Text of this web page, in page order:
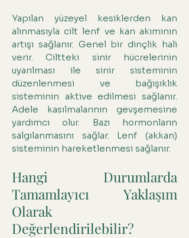
Yapılan yüzeyel kesiklerden kan
alınmasıyla cilt lenf ve kan akımının
artışı sağlanır. Genel bir dinçlik hali
verir. Ciltteki sinir hücrelerinin
uyarılması ile sinir sisteminin
düzenlenmesi ve bağışıklık
sisteminin aktive edilmesi sağlanır.
Adele kasılmalarının gevşemesine
yardımcı olur. Bazı hormonların
salgılanmasını sağlar. Lenf (akkan)
sisteminin hareketlenmesi sağlanır.
Hangi Durumlarda
Tamamlayıcı Yaklaşım
Olarak
Değerlendirilebilir?